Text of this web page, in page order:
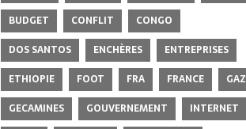
BUDGET
CONFLIT
CONGO
DOS SANTOS
ENCHÈRES
ENTREPRISES
ETHIOPIE
FOOT FRA FRANCE
GAZ
GECAMINES
GOUVERNEMENT INTERNET